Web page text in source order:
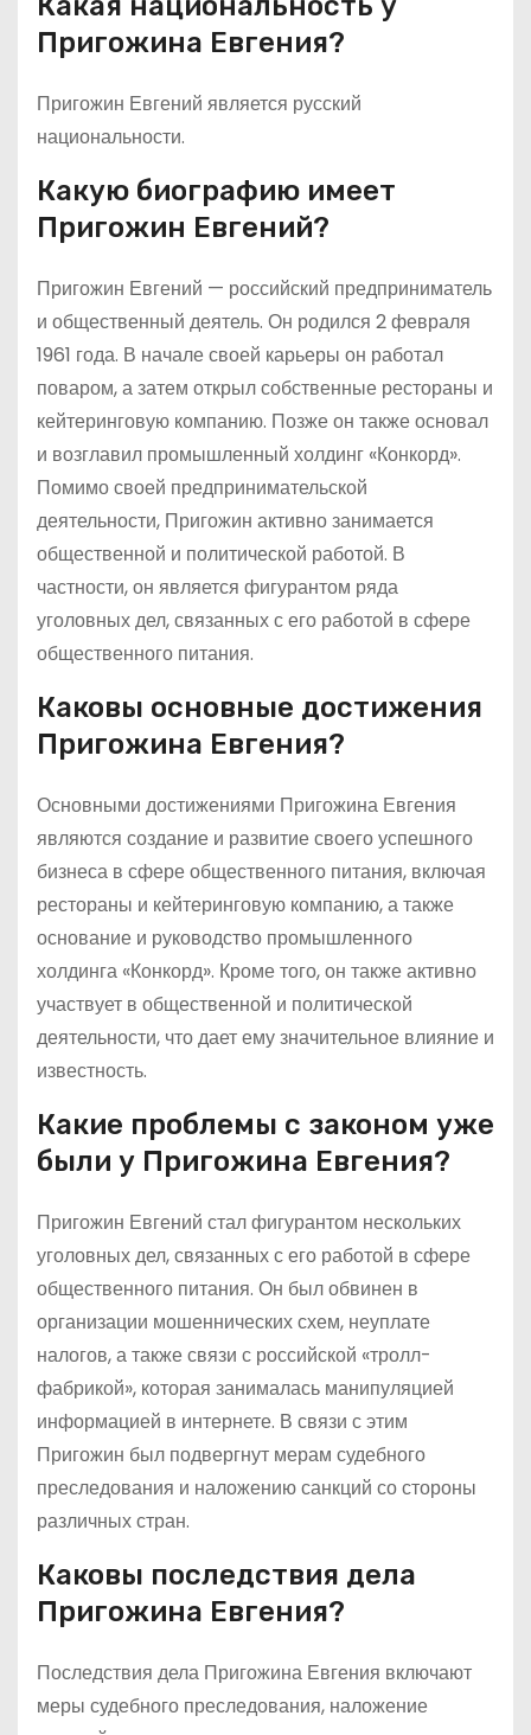
Пригожина Евгения?
Пригожин Евгений является русский
национальности.
Какую биографию имеет
Пригожин Евгений?
Пригожин Евгений — российский предприниматель
и общественный деятель. Он родился 2 февраля
1961 года. В начале своей карьеры он работал
поваром, а затем открыл собственные рестораны и
кейтеринговую компанию. Позже он также основал
и возглавил промышленный холдинг «Конкорд».
Помимо своей предпринимательской
деятельности, Пригожин активно занимается
общественной и политической работой. В
частности, он является фигурантом ряда
уголовных дел, связанных с его работой в сфере
общественного питания.
Каковы основные достижения
Пригожина Евгения?
Основными достижениями Пригожина Евгения
являются создание и развитие своего успешного
бизнеса в сфере общественного питания, включая
рестораны и кейтеринговую компанию, а также
основание и руководство промышленного
холдинга «Конкорд». Кроме того, он также активно
участвует в общественной и политической
деятельности, что дает ему значительное влияние и
известность.
Какие проблемы с законом уже
были у Пригожина Евгения?
Пригожин Евгений стал фигурантом нескольких
уголовных дел, связанных с его работой в сфере
общественного питания. Он был обвинен в
организации мошеннических схем, неуплате
налогов, а также связи с российской «тролл-
фабрикой», которая занималась манипуляцией
информацией в интернете. В связи с этим
Пригожин был подвергнут мерам судебного
преследования и наложению санкций со стороны
различных стран.
Каковы последствия дела
Пригожина Евгения?
Последствия дела Пригожина Евгения включают
меры судебного преследования, наложение